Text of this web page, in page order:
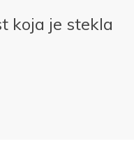
koja je stekla